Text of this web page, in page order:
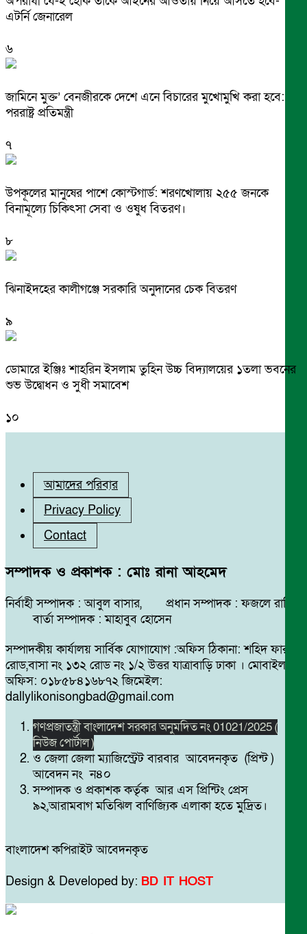
এটর্নি জেনারেল
৬
জামিনে মুক্ত’ বেনজীরকে দেশে এনে বিচারের মুখোমুখি করা হবে:
পররাষ্ট্র প্রতিমন্ত্রী
৭
উপকূলের মানুষের পাশে কোস্টগার্ড: শরণখোলায় ২৫৫ জনকে
বিনামূল্যে চিকিৎসা সেবা ও ওষুধ বিতরণ।
৮
ঝিনাইদহের কালীগঞ্জে সরকারি অনুদানের চেক বিতরণ
৯
ডোমারে ইঞ্জিঃ শাহরিন ইসলাম তুহিন উচ্চ বিদ্যালয়ের ১তলা ভবনের
শুভ উদ্বোধন ও সুধী সমাবেশ
১০
আমাদের পরিবার
Privacy Policy
Contact
সম্পাদক ও প্রকাশক : মোঃ রানা আহমেদ
নির্বাহী সম্পাদক : আবুল বাসার, প্রধান সম্পাদক : ফজলে রাব্বি
বার্তা সম্পাদক : মাহাবুব হোসেন
সম্পাদকীয় কার্যালয় সার্বিক যোগাযোগ :অফিস ঠিকানা: শহিদ ফারুক
রোড,বাসা নং ১৩২ রোড নং ১/২ উত্তর যাত্রাবাড়ি ঢাকা । মোবাইল
অফিস: ০১৮৫৮৪১৬৮৭২ জিমেইল:
dallylikonisongbad@gmail.com
গণপ্রজাতন্ত্রী বাংলাদেশ সরকার অনুমদিত নং 01021/2025 (
নিউজ পোর্টাল )
ও জেলা জেলা ম্যাজিস্ট্রেট বারবার আবেদনকৃত (প্রিন্ট )
আবেদন নং ন৪০
সম্পাদক ও প্রকাশক কর্তৃক আর এস প্রিন্টিং প্রেস
৯২,আরামবাগ মতিঝিল বাণিজ্যিক এলাকা হতে মুদ্রিত।
বাংলাদেশ কপিরাইট আবেদনকৃত
Design & Developed by: BD IT HOST